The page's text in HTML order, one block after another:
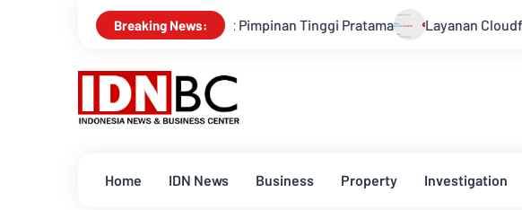
Breaking News:
Pejabat Pimpinan Tinggi Pratama Layanan Cloudflare Down, Jutaan
Home IDN News Business Property Investigation